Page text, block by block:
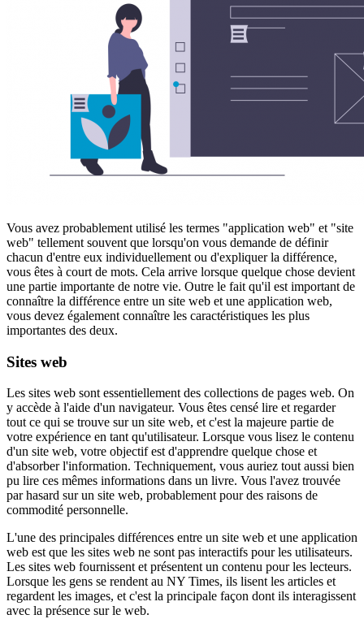
Vous avez probablement utilisé les termes "application web" et "site
web" tellement souvent que lorsqu'on vous demande de définir
chacun d'entre eux individuellement ou d'expliquer la différence,
vous êtes à court de mots. Cela arrive lorsque quelque chose devient
une partie importante de notre vie. Outre le fait qu'il est important de
connaître la différence entre un site web et une application web,
vous devez également connaître les caractéristiques les plus
importantes des deux.
Sites web
Les sites web sont essentiellement des collections de pages web. On
y accède à l'aide d'un navigateur. Vous êtes censé lire et regarder
tout ce qui se trouve sur un site web, et c'est la majeure partie de
votre expérience en tant qu'utilisateur. Lorsque vous lisez le contenu
d'un site web, votre objectif est d'apprendre quelque chose et
d'absorber l'information. Techniquement, vous auriez tout aussi bien
pu lire ces mêmes informations dans un livre. Vous l'avez trouvée
par hasard sur un site web, probablement pour des raisons de
commodité personnelle.
L'une des principales différences entre un site web et une application
web est que les sites web ne sont pas interactifs pour les utilisateurs.
Les sites web fournissent et présentent un contenu pour les lecteurs.
Lorsque les gens se rendent au NY Times, ils lisent les articles et
regardent les images, et c'est la principale façon dont ils interagissent
avec la présence sur le web.